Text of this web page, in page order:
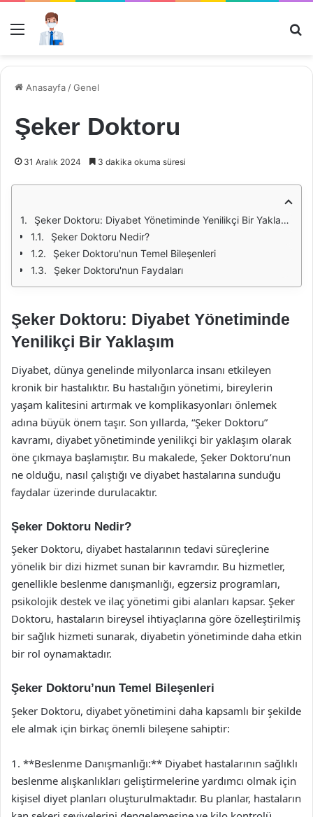
Menü
Anasayfa /Genel
Şeker Doktoru
31 Aralık 2024 3 dakika okuma süresi
Şeker Doktoru: Diyabet Yönetiminde Yenilikçi Bir Yaklaşım
Şeker Doktoru Nedir?
Şeker Doktoru'nun Temel Bileşenleri
Şeker Doktoru'nun Faydaları
Şeker Doktoru: Diyabet Yönetiminde
Yenilikçi Bir Yaklaşım
Diyabet, dünya genelinde milyonlarca insanı etkileyen
kronik bir hastalıktır. Bu hastalığın yönetimi, bireylerin
yaşam kalitesini artırmak ve komplikasyonları önlemek
adına büyük önem taşır. Son yıllarda, “Şeker Doktoru”
kavramı, diyabet yönetiminde yenilikçi bir yaklaşım olarak
öne çıkmaya başlamıştır. Bu makalede, Şeker Doktoru’nun
ne olduğu, nasıl çalıştığı ve diyabet hastalarına sunduğu
faydalar üzerinde durulacaktır.
Şeker Doktoru Nedir?
Şeker Doktoru, diyabet hastalarının tedavi süreçlerine
yönelik bir dizi hizmet sunan bir kavramdır. Bu hizmetler,
genellikle beslenme danışmanlığı, egzersiz programları,
psikolojik destek ve ilaç yönetimi gibi alanları kapsar. Şeker
Doktoru, hastaların bireysel ihtiyaçlarına göre özelleştirilmiş
bir sağlık hizmeti sunarak, diyabetin yönetiminde daha etkin
bir rol oynamaktadır.
Şeker Doktoru’nun Temel Bileşenleri
Şeker Doktoru, diyabet yönetimini daha kapsamlı bir şekilde
ele almak için birkaç önemli bileşene sahiptir:
1. **Beslenme Danışmanlığı:** Diyabet hastalarının sağlıklı
beslenme alışkanlıkları geliştirmelerine yardımcı olmak için
kişisel diyet planları oluşturulmaktadır. Bu planlar, hastaların